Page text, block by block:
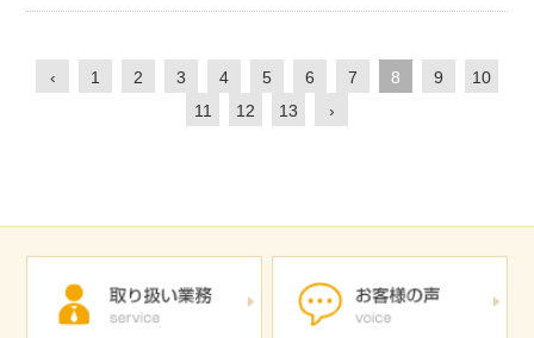
‹ 1 2 3 4 5 6 7 8 9
10
11
12 13 ›